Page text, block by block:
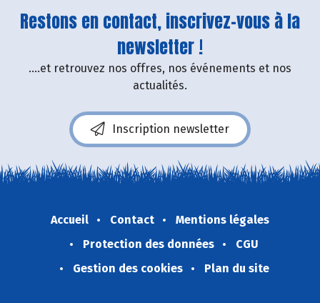
Restons en contact, inscrivez-vous à la
newsletter !
....et retrouvez nos offres, nos événements et nos
actualités.
Inscription newsletter
Accueil Contact
Mentions légales
Protection des données
CGU
Gestion des cookies
Plan du site